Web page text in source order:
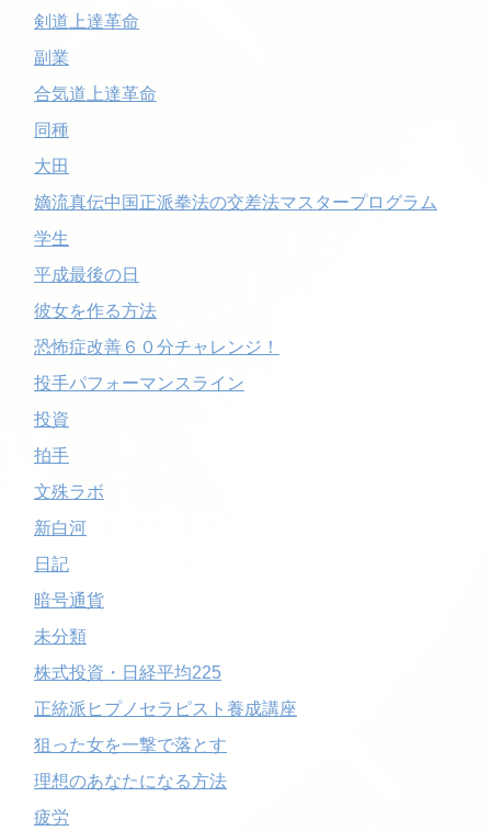
剣道上達革命
副業
合気道上達革命
同種
大田
嫡流真伝中国正派拳法の交差法マスタープログラム
学生
平成最後の日
彼女を作る方法
恐怖症改善６０分チャレンジ！
投手パフォーマンスライン
投資
拍手
文殊ラボ
新白河
日記
暗号通貨
未分類
株式投資・日経平均225
正統派ヒプノセラピスト養成講座
狙った女を一撃で落とす
理想のあなたになる方法
疲労